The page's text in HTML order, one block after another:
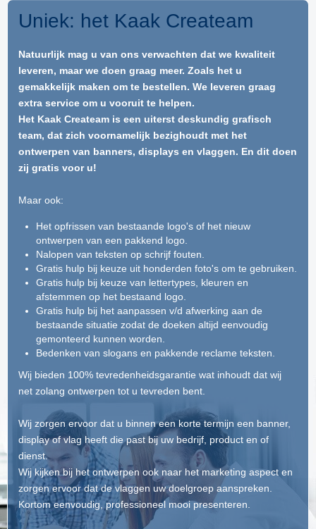
Uniek: het Kaak Createam
Natuurlijk mag u van ons verwachten dat we kwaliteit
leveren, maar we doen graag meer. Zoals het u
gemakkelijk maken om te bestellen. We leveren graag
extra service om u vooruit te helpen.
Het Kaak Createam is een uiterst deskundig grafisch
team, dat zich voornamelijk bezighoudt met het
ontwerpen van banners, displays en vlaggen. En dit doen
zij gratis voor u!
Maar ook:
Het opfrissen van bestaande logo's of het nieuw
ontwerpen van een pakkend logo.
Nalopen van teksten op schrijf fouten.
Gratis hulp bij keuze uit honderden foto's om te gebruiken.
Gratis hulp bij keuze van lettertypes, kleuren en
afstemmen op het bestaand logo.
Gratis hulp bij het aanpassen v/d afwerking aan de
bestaande situatie zodat de doeken altijd eenvoudig
gemonteerd kunnen worden.
Bedenken van slogans en pakkende reclame teksten.
Wij bieden 100% tevredenheidsgarantie wat inhoudt dat wij
net zolang ontwerpen tot u tevreden bent.
Wij zorgen ervoor dat u binnen een korte termijn een banner,
display of vlag heeft die past bij uw bedrijf, product en of
dienst.
Wij kijken bij het ontwerpen ook naar het marketing aspect en
zorgen ervoor dat de vlaggen uw doelgroep aanspreken.
Kortom eenvoudig, professioneel mooi presenteren.